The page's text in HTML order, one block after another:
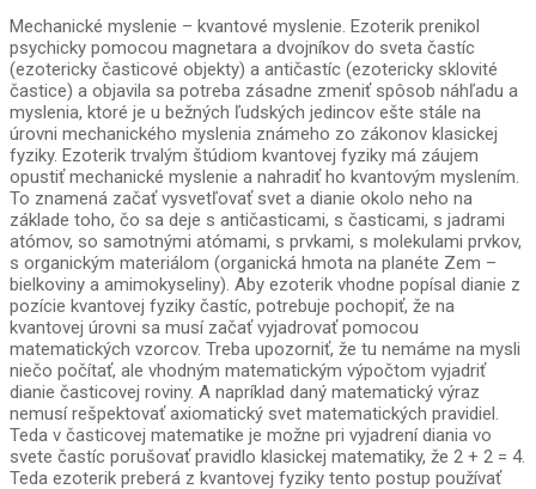
Mechanické myslenie – kvantové myslenie. Ezoterik prenikol
psychicky pomocou magnetara a dvojníkov do sveta častíc
(ezotericky časticové objekty) a antičastíc (ezotericky sklovité
častice) a objavila sa potreba zásadne zmeniť spôsob náhľadu a
myslenia, ktoré je u bežných ľudských jedincov ešte stále na
úrovni mechanického myslenia známeho zo zákonov klasickej
fyziky. Ezoterik trvalým štúdiom kvantovej fyziky má záujem
opustiť mechanické myslenie a nahradiť ho kvantovým myslením.
To znamená začať vysvetľovať svet a dianie okolo neho na
základe toho, čo sa deje s antičasticami, s časticami, s jadrami
atómov, so samotnými atómami, s prvkami, s molekulami prvkov,
s organickým materiálom (organická hmota na planéte Zem –
bielkoviny a amimokyseliny). Aby ezoterik vhodne popísal dianie z
pozície kvantovej fyziky častíc, potrebuje pochopiť, že na
kvantovej úrovni sa musí začať vyjadrovať pomocou
matematických vzorcov. Treba upozorniť, že tu nemáme na mysli
niečo počítať, ale vhodným matematickým výpočtom vyjadriť
dianie časticovej roviny. A napríklad daný matematický výraz
nemusí rešpektovať axiomatický svet matematických pravidiel.
Teda v časticovej matematike je možne pri vyjadrení diania vo
svete častíc porušovať pravidlo klasickej matematiky, že 2 + 2 = 4.
Teda ezoterik preberá z kvantovej fyziky tento postup používať